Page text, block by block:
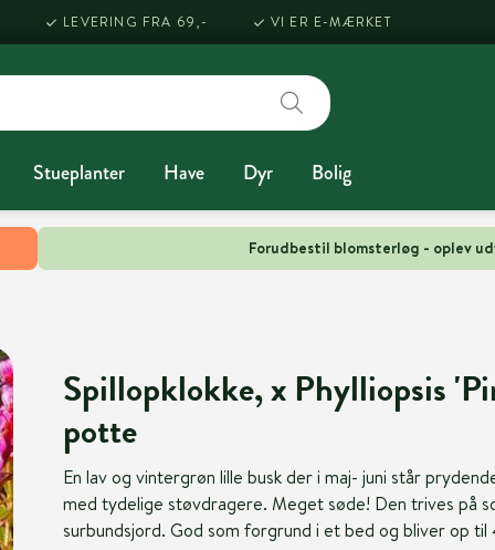
Forudbestil blomsterløg - oplev
LEVERING FRA 69,- VI ER E-MÆRKET
Stueplanter Have Dyr Bolig
Spillopklokke, x Phylliopsis
potte
En lav og vintergrøn lille busk der i maj- juni står
med tydelige støvdragere. Meget søde! Den trives på
surbundsjord. God som forgrund i et bed og bliver op til